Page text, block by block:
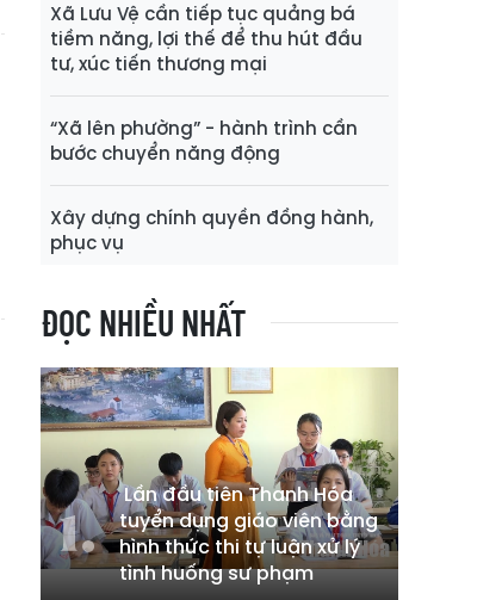
Xã Lưu Vệ cần tiếp tục quảng bá
tiềm năng, lợi thế để thu hút đầu
tư, xúc tiến thương mại
“Xã lên phường” - hành trình cần
bước chuyển năng động
Xây dựng chính quyền đồng hành,
phục vụ
ĐỌC NHIỀU NHẤT
Lần đầu tiên Thanh Hóa
tuyển dụng giáo viên bằng
hình thức thi tự luận xử lý
tình huống sư phạm